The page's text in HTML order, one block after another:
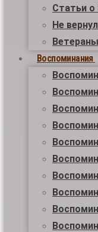
Статьи о
Не
Воспоминания